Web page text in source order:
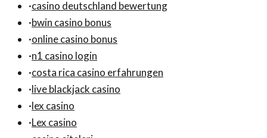
·casino deutschland bewertung
·bwin casino bonus
·online casino bonus
·n1 casino login
·costa rica casino erfahrungen
·live blackjack casino
·lex casino
·Lex casino